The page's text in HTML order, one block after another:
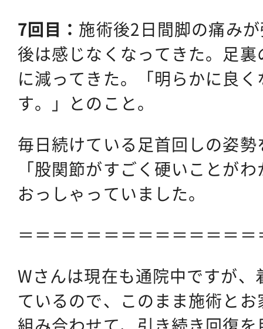
7回目： 施術後2日間脚の痛み
後は感じなくなってきた。足
に減ってきた。「明らかに良
す。」とのこと。
毎日続けている足首回しの姿
「股関節がすごく硬いことが
おっしゃっていました。
＝＝＝＝＝＝＝＝＝＝＝＝＝＝
Wさんは現在も通院中ですが
ているので、このまま施術と